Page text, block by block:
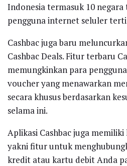
Indonesia termasuk 10
pengguna internet seluler
Cashbac juga baru
Cashbac Deals. Fitur terbaru
memungkinkan para
voucher yang menawarkan
secara khusus berdasarkan
selama ini.
Aplikasi Cashbac juga
yakni fitur untuk
kredit atau kartu debit Anda